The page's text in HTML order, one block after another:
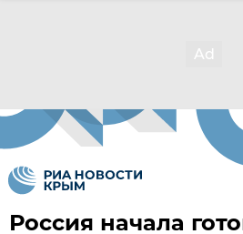
Россия начала